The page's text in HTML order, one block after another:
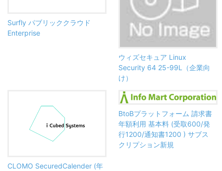
Surfly パブリッククラウド
Enterprise
ウィズセキュア Linux
Security 64 25-99L（企業向
け）
CLOMO SecuredCalender (年
BtoBプラットフォーム 請求書
年額利用 基本料 (受取600/発
行1200/通知書1200 ) サブス
クリプション新規